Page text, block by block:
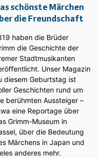
schönste Märchen
die Freundschaft
haben die Brüder
die Geschichte der
Stadtmusikanten
Unser Magazin
diesem Geburtstag ist
Geschichten rund um
berühmten Aussteiger –
eine Reportage über
Grimm-Museum in
über die Bedeutung
Märchens in Japan und
anderes mehr.